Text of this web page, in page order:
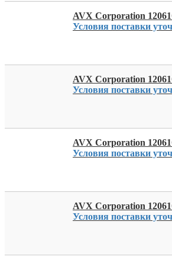
AVX Corporation
Условия поставки
AVX Corporation
Условия поставки
AVX Corporation
Условия поставки
AVX Corporation
Условия поставки